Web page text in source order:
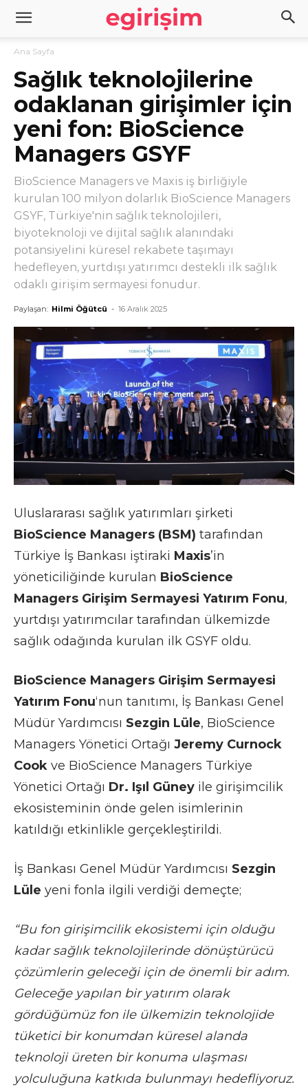
Ana Sayfa
Sağlık teknolojilerine
odaklanan girişimler için
yeni fon: BioScience
Managers GSYF
BioScience Managers ve Maxis iş birliğiyle
kurulan 100 milyon dolarlık BioScience Managers
GSYF, Türkiye'nin sağlık teknolojileri,
biyoteknoloji ve dijital sağlık alanındaki
potansiyelini küresel rekabete taşımayı
hedefleyen, yurtdışı yatırımcı destekli ilk sağlık
odaklı girişim sermayesi fonudur.
Paylaşan: Hilmi Öğütcü - 16 Aralık 2025
Uluslararası sağlık yatırımları şirketi
BioScience Managers (BSM) tarafından
Türkiye İş Bankası iştiraki Maxis’in
yöneticiliğinde kurulan BioScience
Managers Girişim Sermayesi Yatırım Fonu,
yurtdışı yatırımcılar tarafından ülkemizde
sağlık odağında kurulan ilk GSYF oldu.
BioScience Managers Girişim Sermayesi
Yatırım Fonu‘nun tanıtımı, İş Bankası Genel
Müdür Yardımcısı Sezgin Lüle, BioScience
Managers Yönetici Ortağı Jeremy Curnock
Cook ve BioScience Managers Türkiye
Yönetici Ortağı Dr. Işıl Güney ile girişimcilik
ekosisteminin önde gelen isimlerinin
katıldığı etkinlikle gerçekleştirildi.
İş Bankası Genel Müdür Yardımcısı Sezgin
Lüle yeni fonla ilgili verdiği demeçte;
“Bu fon girişimcilik ekosistemi için olduğu
kadar sağlık teknolojilerinde dönüştürücü
çözümlerin geleceği için de önemli bir adım.
Geleceğe yapılan bir yatırım olarak
gördüğümüz fon ile ülkemizin teknolojide
tüketici bir konumdan küresel alanda
teknoloji üreten bir konuma ulaşması
yolculuğuna katkıda bulunmayı hedefliyoruz.